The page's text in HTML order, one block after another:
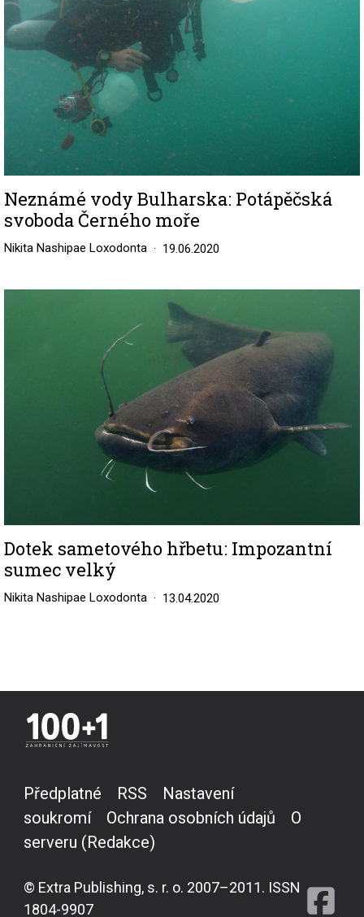
Neznámé vody Bulharska: Potápěčská
svoboda Černého moře
Nikita Nashipae Loxodonta 19.06.2020
Dotek sametového hřbetu: Impozantní
sumec velký
Nikita Nashipae Loxodonta 13.04.2020
Předplatné RSS
Nastavení
soukromí
Ochrana osobních údajů
O
serveru (Redakce)
© Extra Publishing, s. r. o. 2007–2011. ISSN
1804-9907